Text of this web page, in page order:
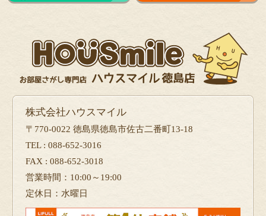
株式会社ハウスマイル
〒770-0022 徳島県徳島市佐古二番町13-18
TEL : 088-652-3016
FAX : 088-652-3018
営業時間：10:00～19:00
定休日：水曜日